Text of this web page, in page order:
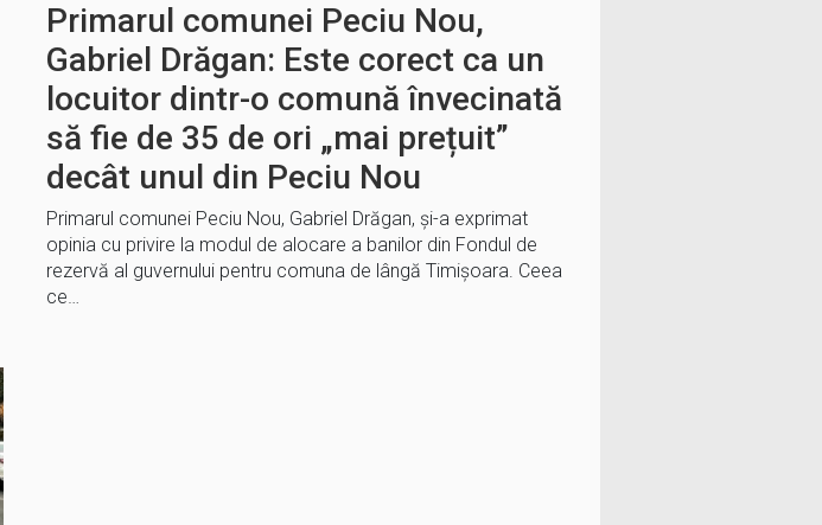
Primarul comunei Peciu Nou,
Gabriel Drăgan: Este corect ca un
locuitor dintr-o comună învecinată
să fie de 35 de ori „mai prețuit”
decât unul din Peciu Nou
Primarul comunei Peciu Nou, Gabriel Drăgan, și-a exprimat
opinia cu privire la modul de alocare a banilor din Fondul de
rezervă al guvernului pentru comuna de lângă Timișoara. Ceea
ce…